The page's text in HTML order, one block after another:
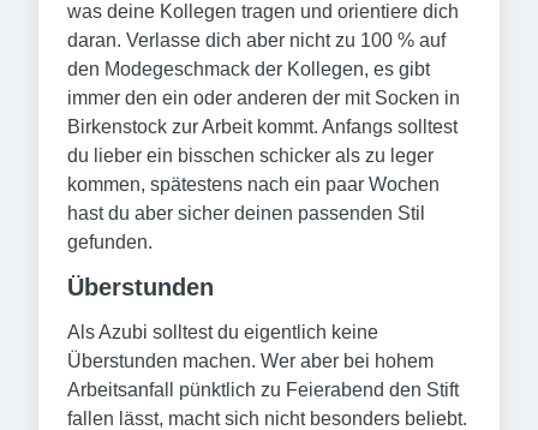
was deine Kollegen tragen und orientiere dich
daran. Verlasse dich aber nicht zu 100 % auf
den Modegeschmack der Kollegen, es gibt
immer den ein oder anderen der mit Socken in
Birkenstock zur Arbeit kommt. Anfangs solltest
du lieber ein bisschen schicker als zu leger
kommen, spätestens nach ein paar Wochen
hast du aber sicher deinen passenden Stil
gefunden.
Überstunden
Als Azubi solltest du eigentlich keine
Überstunden machen. Wer aber bei hohem
Arbeitsanfall pünktlich zu Feierabend den Stift
fallen lässt, macht sich nicht besonders beliebt.